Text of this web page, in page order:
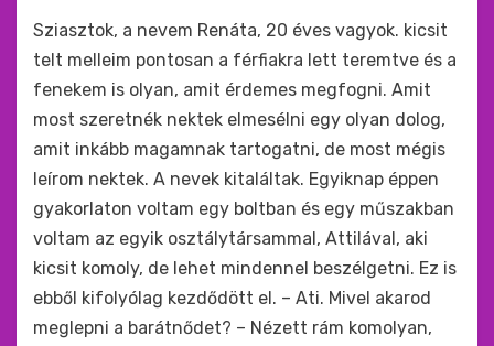
by monkey
Sziasztok, a nevem Renáta, 20 éves vagyok. kicsit
telt melleim pontosan a férfiakra lett teremtve és a
fenekem is olyan, amit érdemes megfogni. Amit
most szeretnék nektek elmesélni egy olyan dolog,
amit inkább magamnak tartogatni, de most mégis
leírom nektek. A nevek kitaláltak. Egyiknap éppen
gyakorlaton voltam egy boltban és egy műszakban
voltam az egyik osztálytársammal, Attilával, aki
kicsit komoly, de lehet mindennel beszélgetni. Ez is
ebből kifolyólag kezdődött el. – Ati. Mivel akarod
meglepni a barátnődet? – Nézett rám komolyan,